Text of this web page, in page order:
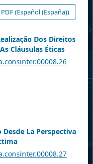
PDF (Español (España))
Dos Direitos
Cláusulas Éticas
Desde La Perspectiva